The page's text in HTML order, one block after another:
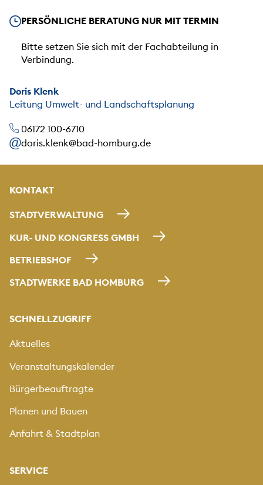
Unsere Öffnungszeiten
PERSÖNLICHE BERATUNG NUR MIT TERMIN
Bitte setzen Sie sich mit der Fachabteilung in
Verbindung.
Doris Klenk
Leitung Umwelt- und Landschaftsplanung
06172 100-6710
doris.klenk@bad-homburg.de
KONTAKT
STADTVERWALTUNG
KUR- UND KONGRESS GMBH
BETRIEBSHOF
STADTWERKE BAD HOMBURG
SCHNELLZUGRIFF
Aktuelles
Veranstaltungskalender
Bürgerbeauftragte
Planen und Bauen
Anfahrt & Stadtplan
SERVICE